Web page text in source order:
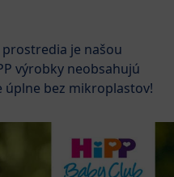
je našou
výrobky neobsahujú
úplne bez mikroplastov!